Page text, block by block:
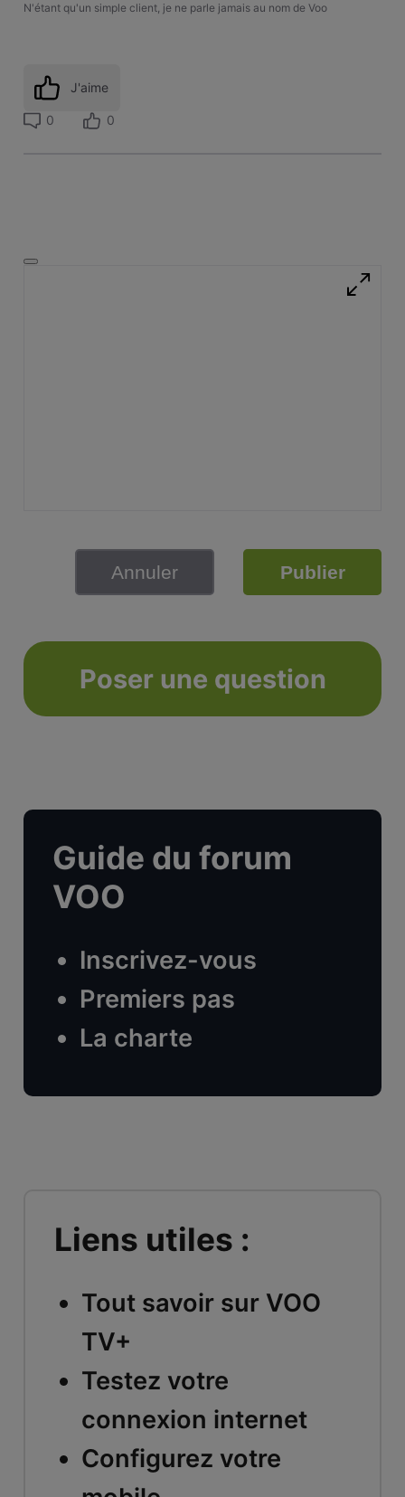
N'étant qu'un simple client, je ne parle jamais au nom de Voo
J'aime
0 0
Annuler Publier
Poser une question
Guide du forum
VOO
Inscrivez-vous
Premiers pas
La charte
Liens utiles :
Tout savoir sur VOO
TV+
Testez votre
connexion internet
Configurez votre